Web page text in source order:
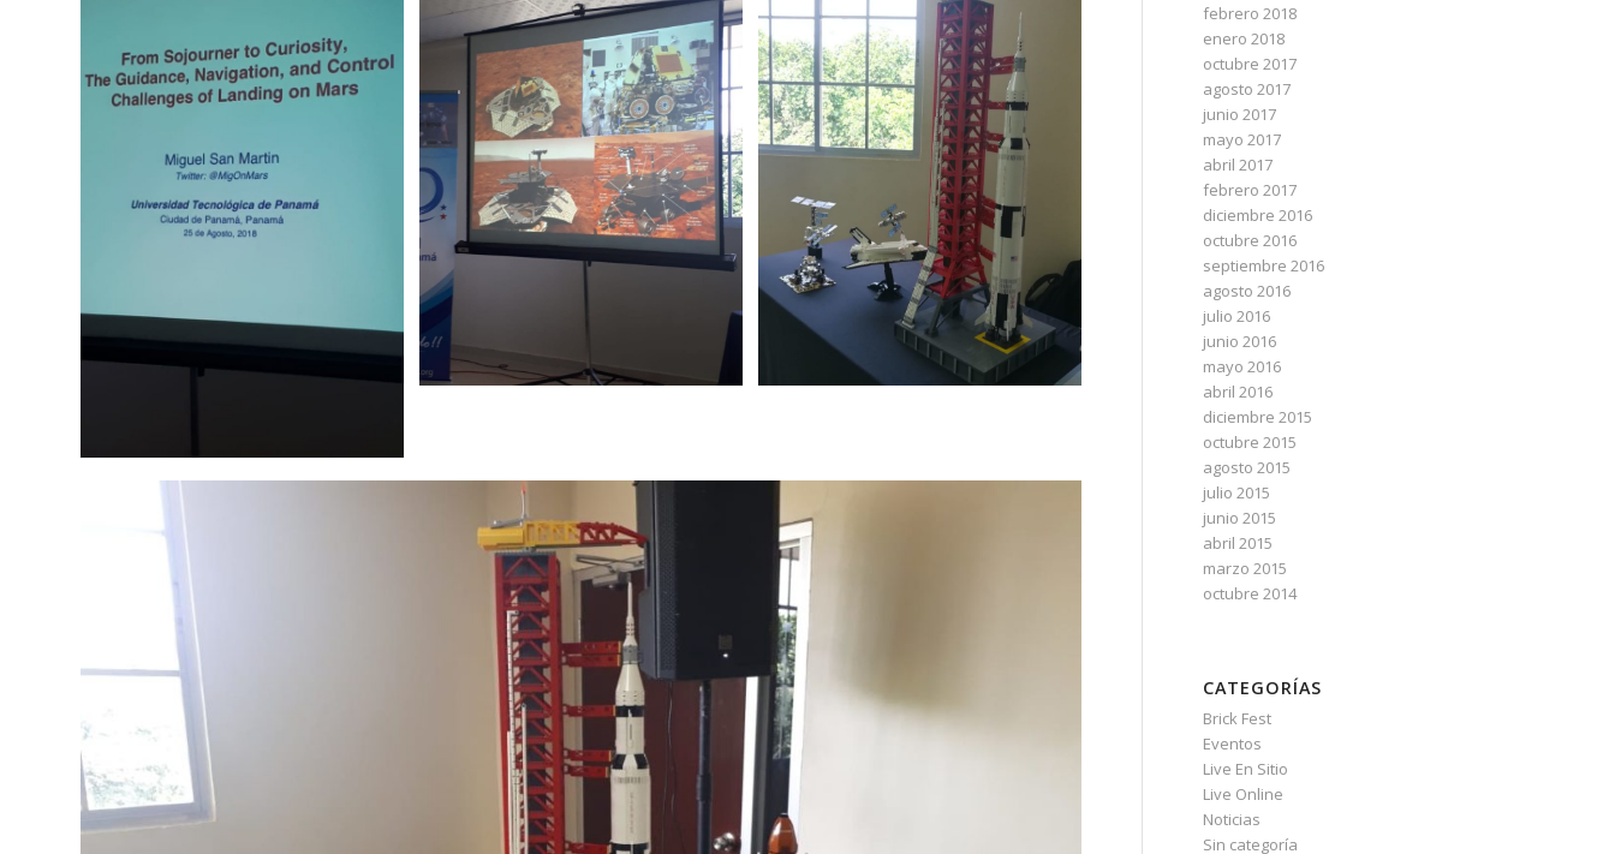
febrero 2018
enero 2018
octubre 2017
agosto 2017
junio 2017
mayo 2017
abril 2017
febrero 2017
diciembre 2016
octubre 2016
septiembre 2016
agosto 2016
julio 2016
junio 2016
mayo 2016
abril 2016
diciembre 2015
octubre 2015
agosto 2015
julio 2015
junio 2015
abril 2015
marzo 2015
octubre 2014
CATEGORÍAS
Brick Fest
Eventos
Live En Sitio
Live Online
Noticias
Sin categoría